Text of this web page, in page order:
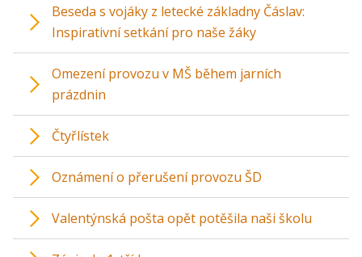
Beseda s vojáky z letecké základny Čáslav:
Inspirativní setkání pro naše žáky
Omezení provozu v MŠ během jarních
prázdnin
Čtyřlístek
Oznámení o přerušení provozu ŠD
Valentýnská pošta opět potěšila naši školu